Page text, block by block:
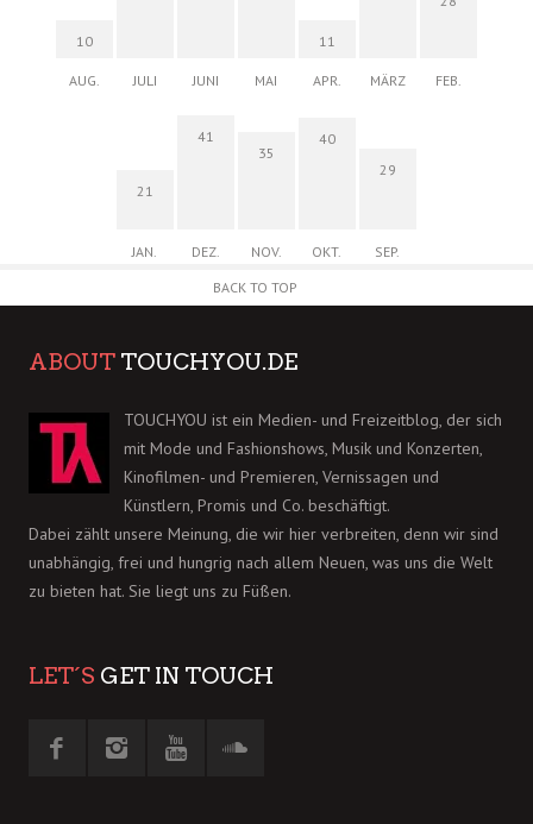
10
AUG. JULI JUNI MAI
11
APR. MÄRZ FEB.
21
JAN.
41
DEZ.
35
NOV.
40
OKT.
29
SEP.
BACK TO TOP
ABOUT TOUCHYOU.DE
TOUCHYOU ist ein Medien- und Freizeitblog, der sich
mit Mode und Fashionshows, Musik und Konzerten,
Kinofilmen- und Premieren, Vernissagen und
Künstlern, Promis und Co. beschäftigt.
Dabei zählt unsere Meinung, die wir hier verbreiten, denn wir sind
unabhängig, frei und hungrig nach allem Neuen, was uns die Welt
zu bieten hat. Sie liegt uns zu Füßen.
LET´S GET IN TOUCH